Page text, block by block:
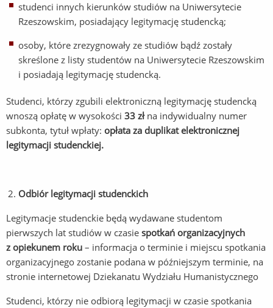
studenci innych kierunków studiów na Uniwersytecie
Rzeszowskim, posiadający legitymację studencką;
osoby, które zrezygnowały ze studiów bądź zostały
skreślone z listy studentów na Uniwersytecie Rzeszowskim
i posiadają legitymację studencką.
Studenci, którzy zgubili elektroniczną legitymację studencką
wnoszą opłatę w wysokości 33 złna indywidualny numer
subkonta, tytuł wpłaty: opłata za duplikat elektronicznej
legitymacji studenckiej.
Odbiór legitymacji studenckich
Legitymacje studenckie będą wydawane studentom
pierwszych lat studiów w czasie spotkań organizacyjnych
z opiekunem roku – informacja o terminie i miejscu spotkania
organizacyjnego zostanie podana w późniejszym terminie, na
stronie internetowej Dziekanatu Wydziału Humanistycznego
Studenci, którzy nie odbiorą legitymacji w czasie spotkania